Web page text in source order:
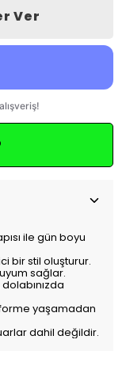
Ver
ile gün boyu
bir stil oluşturur.
sağlar.
yaşamadan
dahil değildir.